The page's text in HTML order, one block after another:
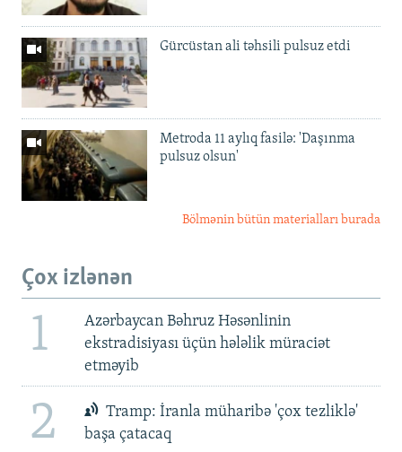
Gürcüstan ali təhsili pulsuz etdi
Metroda 11 aylıq fasilə: 'Daşınma
pulsuz olsun'
Bölmənin bütün materialları burada
Çox izlənən
1
Azərbaycan Bəhruz Həsənlinin
ekstradisiyası üçün hələlik müraciət
etməyib
2
Tramp: İranla müharibə 'çox tezliklə'
başa çatacaq